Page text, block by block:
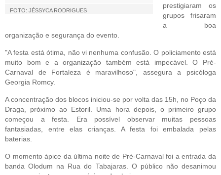
FOTO: JÉSSYCA RODRIGUES
prestigiaram os
grupos frisaram
a boa
organização e segurança do evento.
"A festa está ótima, não vi nenhuma confusão. O policiamento está
muito bom e a organização também está impecável. O Pré-
Carnaval de Fortaleza é maravilhoso", assegura a psicóloga
Georgia Romcy.
A concentração dos blocos iniciou-se por volta das 15h, no Poço da
Draga, próximo ao Estoril. Uma hora depois, o primeiro grupo
começou a festa. Era possível observar muitas pessoas
fantasiadas, entre elas crianças. A festa foi embalada pelas
baterias.
O momento ápice da última noite de Pré-Carnaval foi a entrada da
banda Olodum na Rua do Tabajaras. O público não desanimou